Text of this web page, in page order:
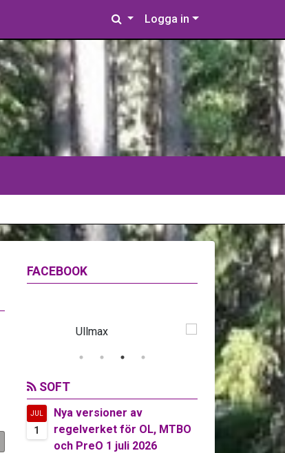
Logga in
FACEBOOK
SOFT
JUL
1
Nya versioner av
regelverket för OL, MTBO
och PreO 1 juli 2026